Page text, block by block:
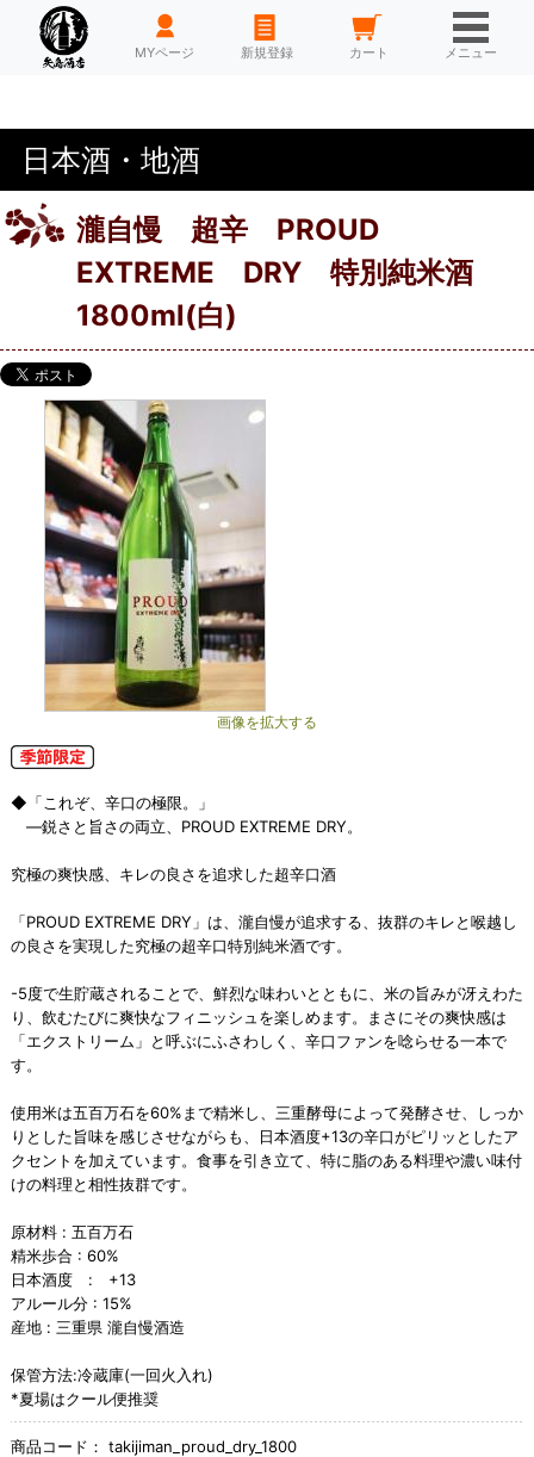
HOME MYページ 新規登録 カート メニュー
日本酒・地酒
瀧自慢 超辛 PROUD
EXTREME DRY 特別純米酒
1800ml(白)
画像を拡大する
◆「これぞ、辛口の極限。」
―鋭さと旨さの両立、PROUD EXTREME DRY。
究極の爽快感、キレの良さを追求した超辛口酒
「PROUD EXTREME DRY」は、瀧自慢が追求する、抜群のキレと喉越し
の良さを実現した究極の超辛口特別純米酒です。
-5度で生貯蔵されることで、鮮烈な味わいとともに、米の旨みが冴えわた
り、飲むたびに爽快なフィニッシュを楽しめます。まさにその爽快感は
「エクストリーム」と呼ぶにふさわしく、辛口ファンを唸らせる一本で
す。
使用米は五百万石を60%まで精米し、三重酵母によって発酵させ、しっか
りとした旨味を感じさせながらも、日本酒度+13の辛口がピリッとしたア
クセントを加えています。食事を引き立て、特に脂のある料理や濃い味付
けの料理と相性抜群です。
原材料 : 五百万石
精米歩合 : 60%
日本酒度 : +13
アルール分 : 15%
産地 : 三重県 瀧自慢酒造
保管方法:冷蔵庫(一回火入れ)
*夏場はクール便推奨
商品コード： takijiman_proud_dry_1800